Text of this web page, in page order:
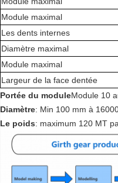
Module maximal
Les dents internes
Diamètre maximal
Module maximal
Largeur de la face dentée
Portée du moduleModule 10
Diamètre: Min 100 mm à
Le poids: maximum 120 MT